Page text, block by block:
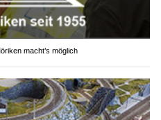
macht’s möglich